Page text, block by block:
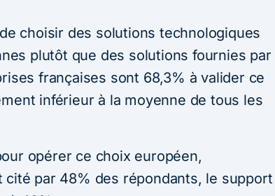
choisir des solutions technologiques
plutôt que des solutions fournies par
françaises sont 68,3% à valider ce
inférieur à la moyenne de tous les
opérer ce choix européen,
cité par 48% des répondants, le support